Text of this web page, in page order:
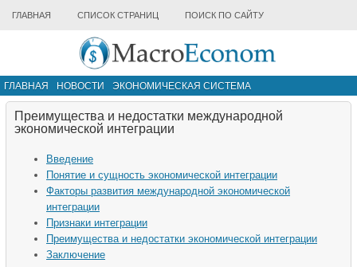
ГЛАВНАЯ СПИСОК СТРАНИЦ ПОИСК ПО САЙТУ
ГЛАВНАЯ НОВОСТИ
ЭКОНОМИЧЕСКАЯ СИСТЕМА
ИНФРАСТРУКТУРА РЫНКА
Преимущества и недостатки международной
экономической интеграции
Введение
Понятие и сущность экономической интеграции
Факторы развития международной экономической
интеграции
Признаки интеграции
Преимущества и недостатки экономической интеграции
Заключение